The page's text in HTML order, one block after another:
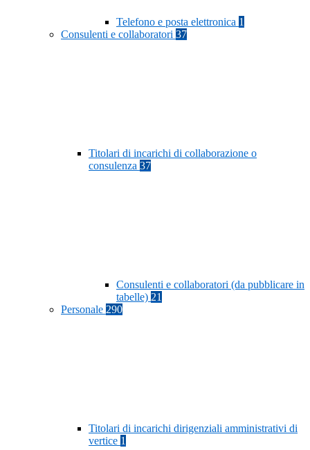
Telefono e posta elettronica 1
Consulenti e collaboratori 37
Titolari di incarichi di collaborazione o
consulenza 37
Consulenti e collaboratori (da pubblicare in
tabelle) 21
Personale 290
Titolari di incarichi dirigenziali amministrativi di
vertice 1